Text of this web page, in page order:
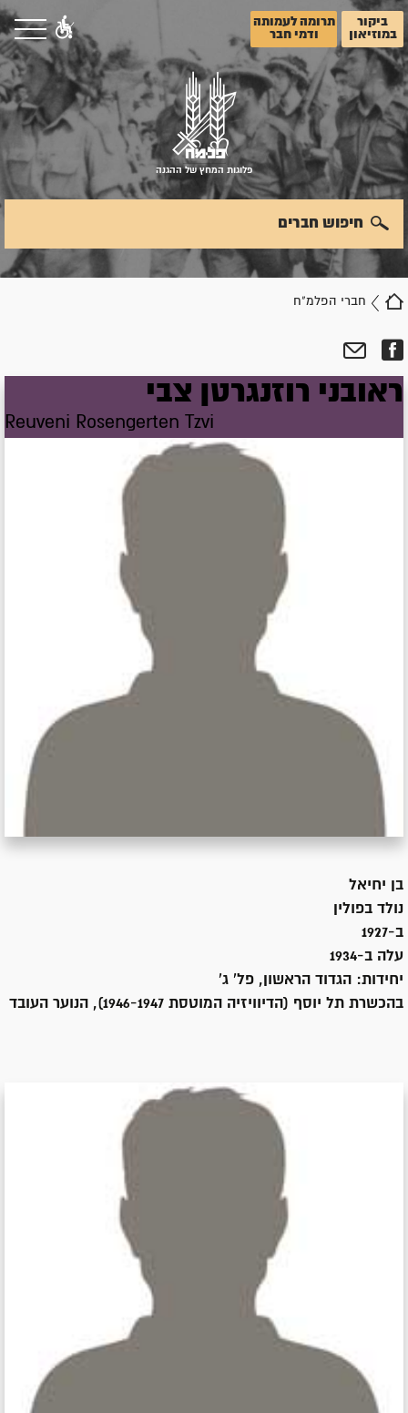
ביקור
במוזיאון
תרומה לעמותה
ודמי חבר
פלוגות המחץ של ההגנה
חברי הפלמ"ח
חיפוש חברים
ראובני רוזנגרטן צבי
Reuveni Rosengerten Tzvi
בן
יחיאל
נולד בפולין
ב-1927
עלה ב-1934
יחידות:
הגדוד הראשון, פל' ג'
בהכשרת תל יוסף (הדיוויזיה המוטסת 1946-1947), הנוער העובד